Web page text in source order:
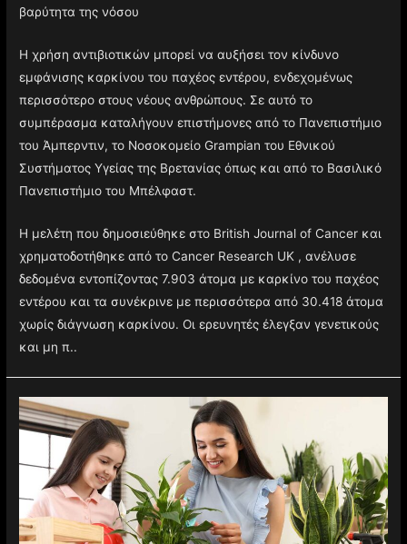
βαρύτητα της νόσου
Η χρήση αντιβιοτικών μπορεί να αυξήσει τον κίνδυνο
εμφάνισης καρκίνου του παχέος εντέρου, ενδεχομένως
περισσότερο στους νέους ανθρώπους. Σε αυτό το
συμπέρασμα καταλήγουν επιστήμονες από το Πανεπιστήμιο
του Άμπερντιν, το Νοσοκομείο Grampian του Εθνικού
Συστήματος Υγείας της Βρετανίας όπως και από το Βασιλικό
Πανεπιστήμιο του Μπέλφαστ.
Η μελέτη που δημοσιεύθηκε στο British Journal of Cancer και
χρηματοδοτήθηκε από το Cancer Research UK , ανέλυσε
δεδομένα εντοπίζοντας 7.903 άτομα με καρκίνο του παχέος
εντέρου και τα συνέκρινε με περισσότερα από 30.418 άτομα
χωρίς διάγνωση καρκίνου. Οι ερευνητές έλεγξαν γενετικούς
και μη π..